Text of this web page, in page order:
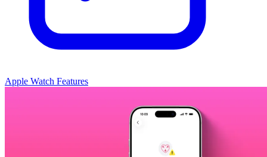
Apple Watch Features